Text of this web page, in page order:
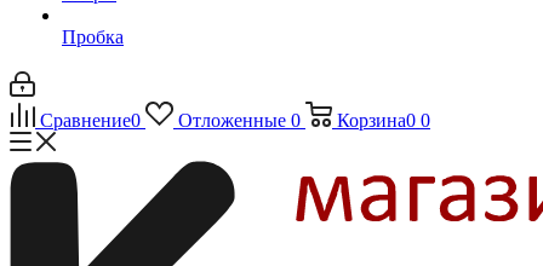
Пробка
Сравнение0 Отложенные 0 Корзина0 0